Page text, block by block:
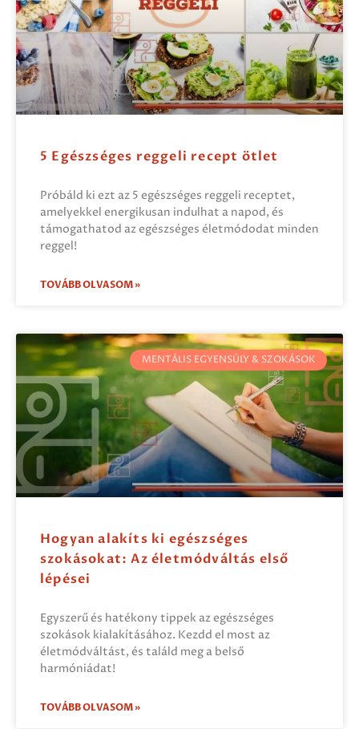
5 Egészséges reggeli recept ötlet
Próbáld ki ezt az 5 egészséges reggeli receptet,
amelyekkel energikusan indulhat a napod, és
támogathatod az egészséges életmódodat minden
reggel!
TOVÁBB OLVASOM »
MENTÁLIS EGYENSÚLY & SZOKÁSOK
Hogyan alakíts ki egészséges
szokásokat: Az életmódváltás első
lépései
Egyszerű és hatékony tippek az egészséges
szokások kialakításához. Kezdd el most az
életmódváltást, és találd meg a belső
harmóniádat!
TOVÁBB OLVASOM »